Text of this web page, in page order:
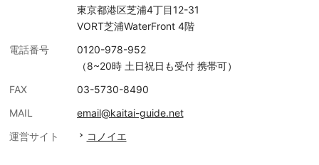
東京都港区芝浦4丁目12-31
VORT芝浦WaterFront 4階
電話番号
0120-978-952
（8~20時 土日祝日も受付 携帯可）
FAX
03-5730-8490
MAIL
email@kaitai-guide.net
運営サイト
コノイエ